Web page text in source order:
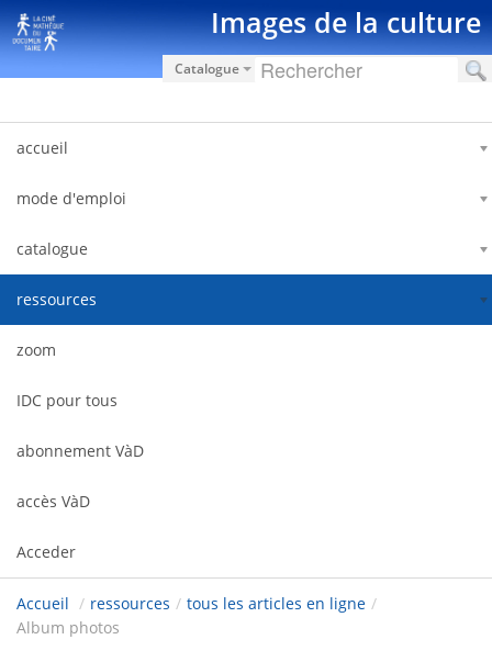
Saltar al contenido Images de la culture
Catalogue
accueil
mode d'emploi
catalogue
ressources
zoom
IDC pour tous
abonnement VàD
accès VàD
Acceder
Accueil / ressources / tous les articles en ligne /
Album photos